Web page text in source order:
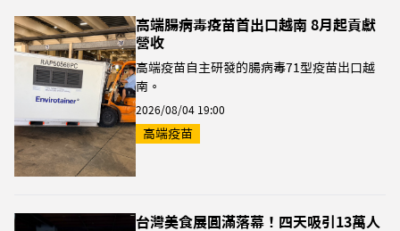
高端腸病毒疫苗首出口越南 8月起貢獻
營收
高端疫苗自主研發的腸病毒71型疫苗出口越
南。
2026/08/04 19:00
高端疫苗
台灣美食展圓滿落幕！四天吸引13萬人